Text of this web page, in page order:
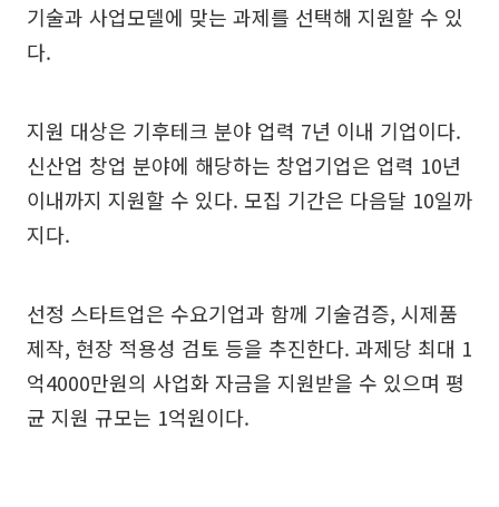
기술과 사업모델에 맞는 과제를 선택해 지원할 수 있
다.
지원 대상은 기후테크 분야 업력 7년 이내 기업이다.
신산업 창업 분야에 해당하는 창업기업은 업력 10년
이내까지 지원할 수 있다. 모집 기간은 다음달 10일까
지다.
선정 스타트업은 수요기업과 함께 기술검증, 시제품
제작, 현장 적용성 검토 등을 추진한다. 과제당 최대 1
억4000만원의 사업화 자금을 지원받을 수 있으며 평
균 지원 규모는 1억원이다.